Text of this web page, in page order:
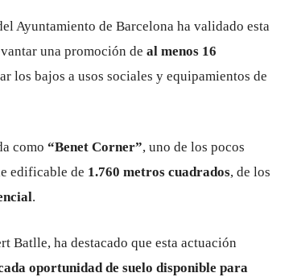
Ayuntamiento de Barcelona ha validado esta
una promoción de al menos 16
los bajos a usos sociales y equipamientos de
como “Benet Corner”, uno de los pocos
edificable de 1.760 metros cuadrados, de los
.
ha destacado que esta actuación
oportunidad de suelo disponible para